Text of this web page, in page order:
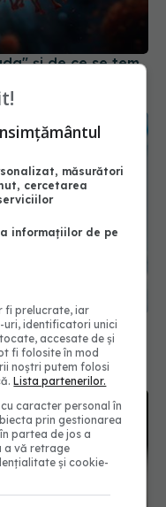
și de ce se tem
asupra sistemului
măsurători
cercetarea
informațiilor de pe
fi prelucrate, iar
identificatori unici
accesate de și
fi folosite în mod
noștri putem folosi
Lista partenerilor.
caracter personal în
prin gestionarea
partea de jos a
a vă retrage
și cookie-